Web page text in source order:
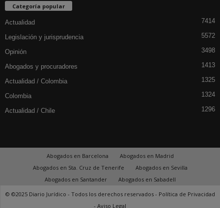
Categoría popular
Actualidad 7414
Legislación y jurisprudencia 5572
Opinión 3498
Abogados y procuradores 1413
Actualidad / Colombia 1325
Colombia 1324
Actualidad / Chile 1296
Abogados en Barcelona
Abogados en Madrid
Abogados en Sta. Cruz de Tenerife
Abogados en Sevilla
Abogados en Santander
Abogados en Sabadell
© ©2025 Diario Jurídico - Todos los derechos reservados - Política de Privacidad
- Aviso Legal